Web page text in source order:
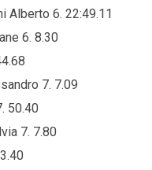
Alberto 6. 22:49.11
6. 8.30
7. 7.09
50.40
7. 7.80